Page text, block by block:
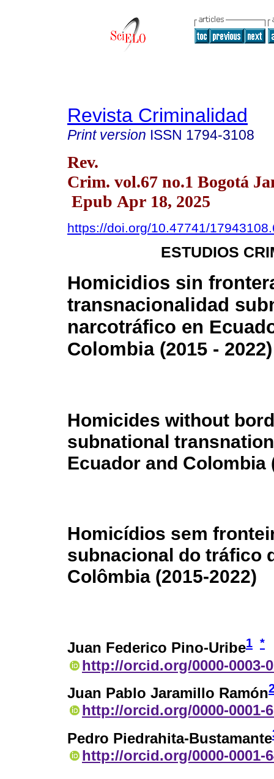
Revista Criminalidad
Print version ISSN 1794-3108
Rev.
Crim. vol.67 no.1 Bogotá
Epub Apr 18, 2025
https://doi.org/10.47741/
ESTUDIOS
Homicidios sin
transnacionalidad
narcotráfico en
Colombia (2015 - 2022)
Homicides without
subnational
Ecuador and Colombia
Homicídios sem
subnacional do tráfico
Colômbia (2015-2022)
Juan Federico Pino-Uribe1 *
http://orcid.org/0000-0003-
Juan Pablo Jaramillo Ramón
http://orcid.org/0000-0001-
Pedro Piedrahita-Bustamante
http://orcid.org/0000-0001-